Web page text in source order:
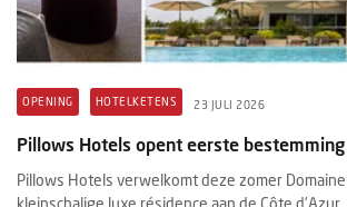
OPENING HOTELKETENS 23 JULI 2026
Pillows Hotels opent eerste
Pillows Hotels verwelkomt deze zomer